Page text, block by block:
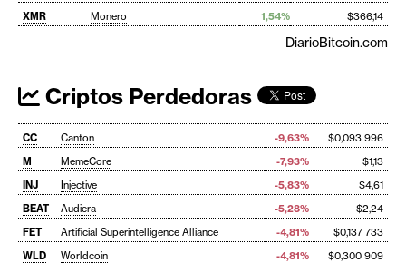
XMR
Monero 1,54% $366,14
DiarioBitcoin.com
Criptos Perdedoras
CC Canton -9,63%
$0,093 996
M
MemeCore -7,93%
$1,13
INJ
Injective -5,83%
$4,61
BEAT
Audiera -5,28%
$2,24
FET
Artificial Superintelligence Alliance -4,81%
$0,137 733
WLD
Worldcoin -4,81%
$0,300 909